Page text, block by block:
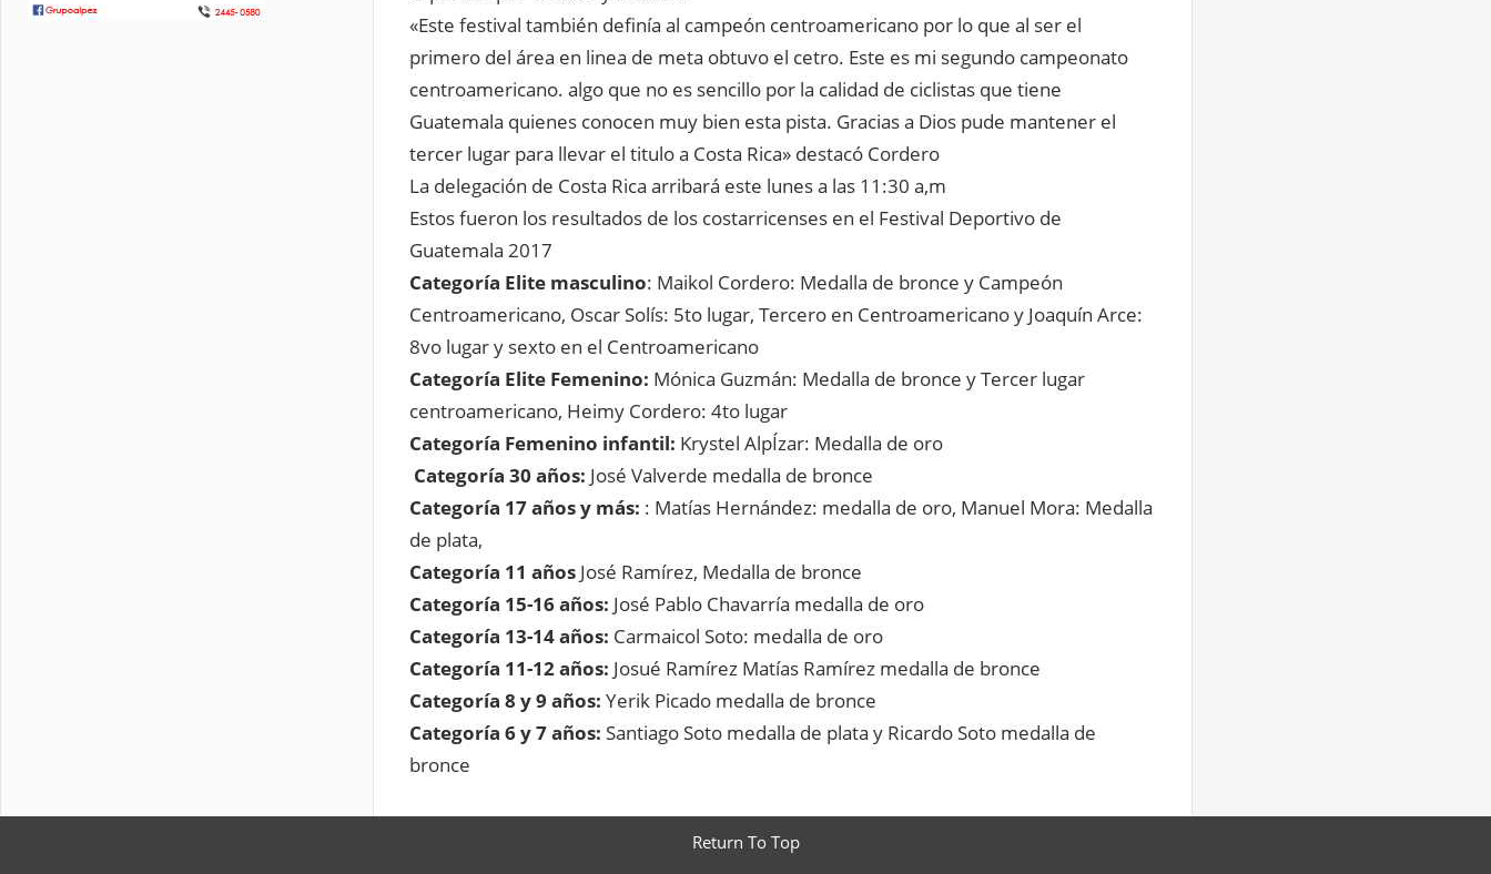
«Este festival también definía al campeón centroamericano por lo que al ser el
primero del área en linea de meta obtuvo el cetro. Este es mi segundo campeonato
centroamericano. algo que no es sencillo por la calidad de ciclistas que tiene
Guatemala quienes conocen muy bien esta pista. Gracias a Dios pude mantener el
tercer lugar para llevar el titulo a Costa Rica» destacó Cordero
La delegación de Costa Rica arribará este lunes a las 11:30 a,m
Estos fueron los resultados de los costarricenses en el Festival Deportivo de
Guatemala 2017
Categoría Elite masculino: Maikol Cordero: Medalla de bronce y Campeón
Centroamericano, Oscar Solís: 5to lugar, Tercero en Centroamericano y Joaquín Arce:
8vo lugar y sexto en el Centroamericano
Categoría Elite Femenino: Mónica Guzmán: Medalla de bronce y Tercer lugar
centroamericano, Heimy Cordero: 4to lugar
Categoría Femenino infantil: Krystel AlpÍzar: Medalla de oro
Categoría 30 años: José Valverde medalla de bronce
Categoría 17 años y más: : Matías Hernández: medalla de oro, Manuel Mora: Medalla
de plata,
Categoría 11 años José Ramírez, Medalla de bronce
Categoría 15-16 años: José Pablo Chavarría medalla de oro
Categoría 13-14 años: Carmaicol Soto: medalla de oro
Categoría 11-12 años: Josué Ramírez Matías Ramírez medalla de bronce
Categoría 8 y 9 años: Yerik Picado medalla de bronce
Categoría 6 y 7 años: Santiago Soto medalla de plata y Ricardo Soto medalla de
bronce
Return To Top